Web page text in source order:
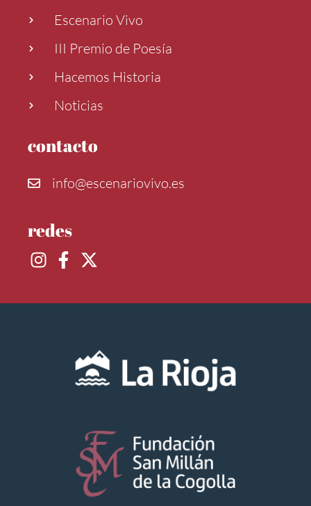
Escenario Vivo
III Premio de Poesía
Hacemos Historia
Noticias
contacto
info@escenariovivo.es
redes